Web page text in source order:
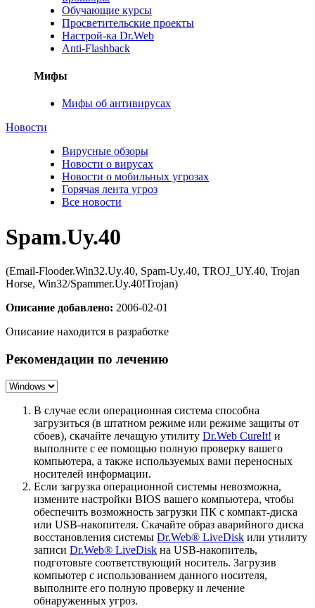
Обучающие курсы
Просветительские проекты
Настрой-ка Dr.Web
Anti-Flashback
Мифы
Мифы об антивирусах
Новости
Вирусные обзоры
Новости о вирусах
Новости о мобильных угрозах
Горячая лента угроз
Все новости
Spam.Uy.40
(Email-Flooder.Win32.Uy.40, Spam-Uy.40, TROJ_UY.40, Trojan
Horse, Win32/Spammer.Uy.40!Trojan)
Описание добавлено: 2006-02-01
Описание находится в разработке
Рекомендации по лечению
В случае если операционная система способна
загрузиться (в штатном режиме или режиме защиты от
сбоев), скачайте лечащую утилиту Dr.Web CureIt! и
выполните с ее помощью полную проверку вашего
компьютера, а также используемых вами переносных
носителей информации.
Если загрузка операционной системы невозможна,
измените настройки BIOS вашего компьютера, чтобы
обеспечить возможность загрузки ПК с компакт-диска
или USB-накопителя. Скачайте образ аварийного диска
восстановления системы Dr.Web® LiveDisk или утилиту
записи Dr.Web® LiveDisk на USB-накопитель,
подготовьте соответствующий носитель. Загрузив
компьютер с использованием данного носителя,
выполните его полную проверку и лечение
обнаруженных угроз.